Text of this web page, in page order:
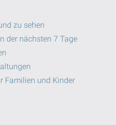
zu sehen
der nächsten 7 Tage
Familien und Kinder